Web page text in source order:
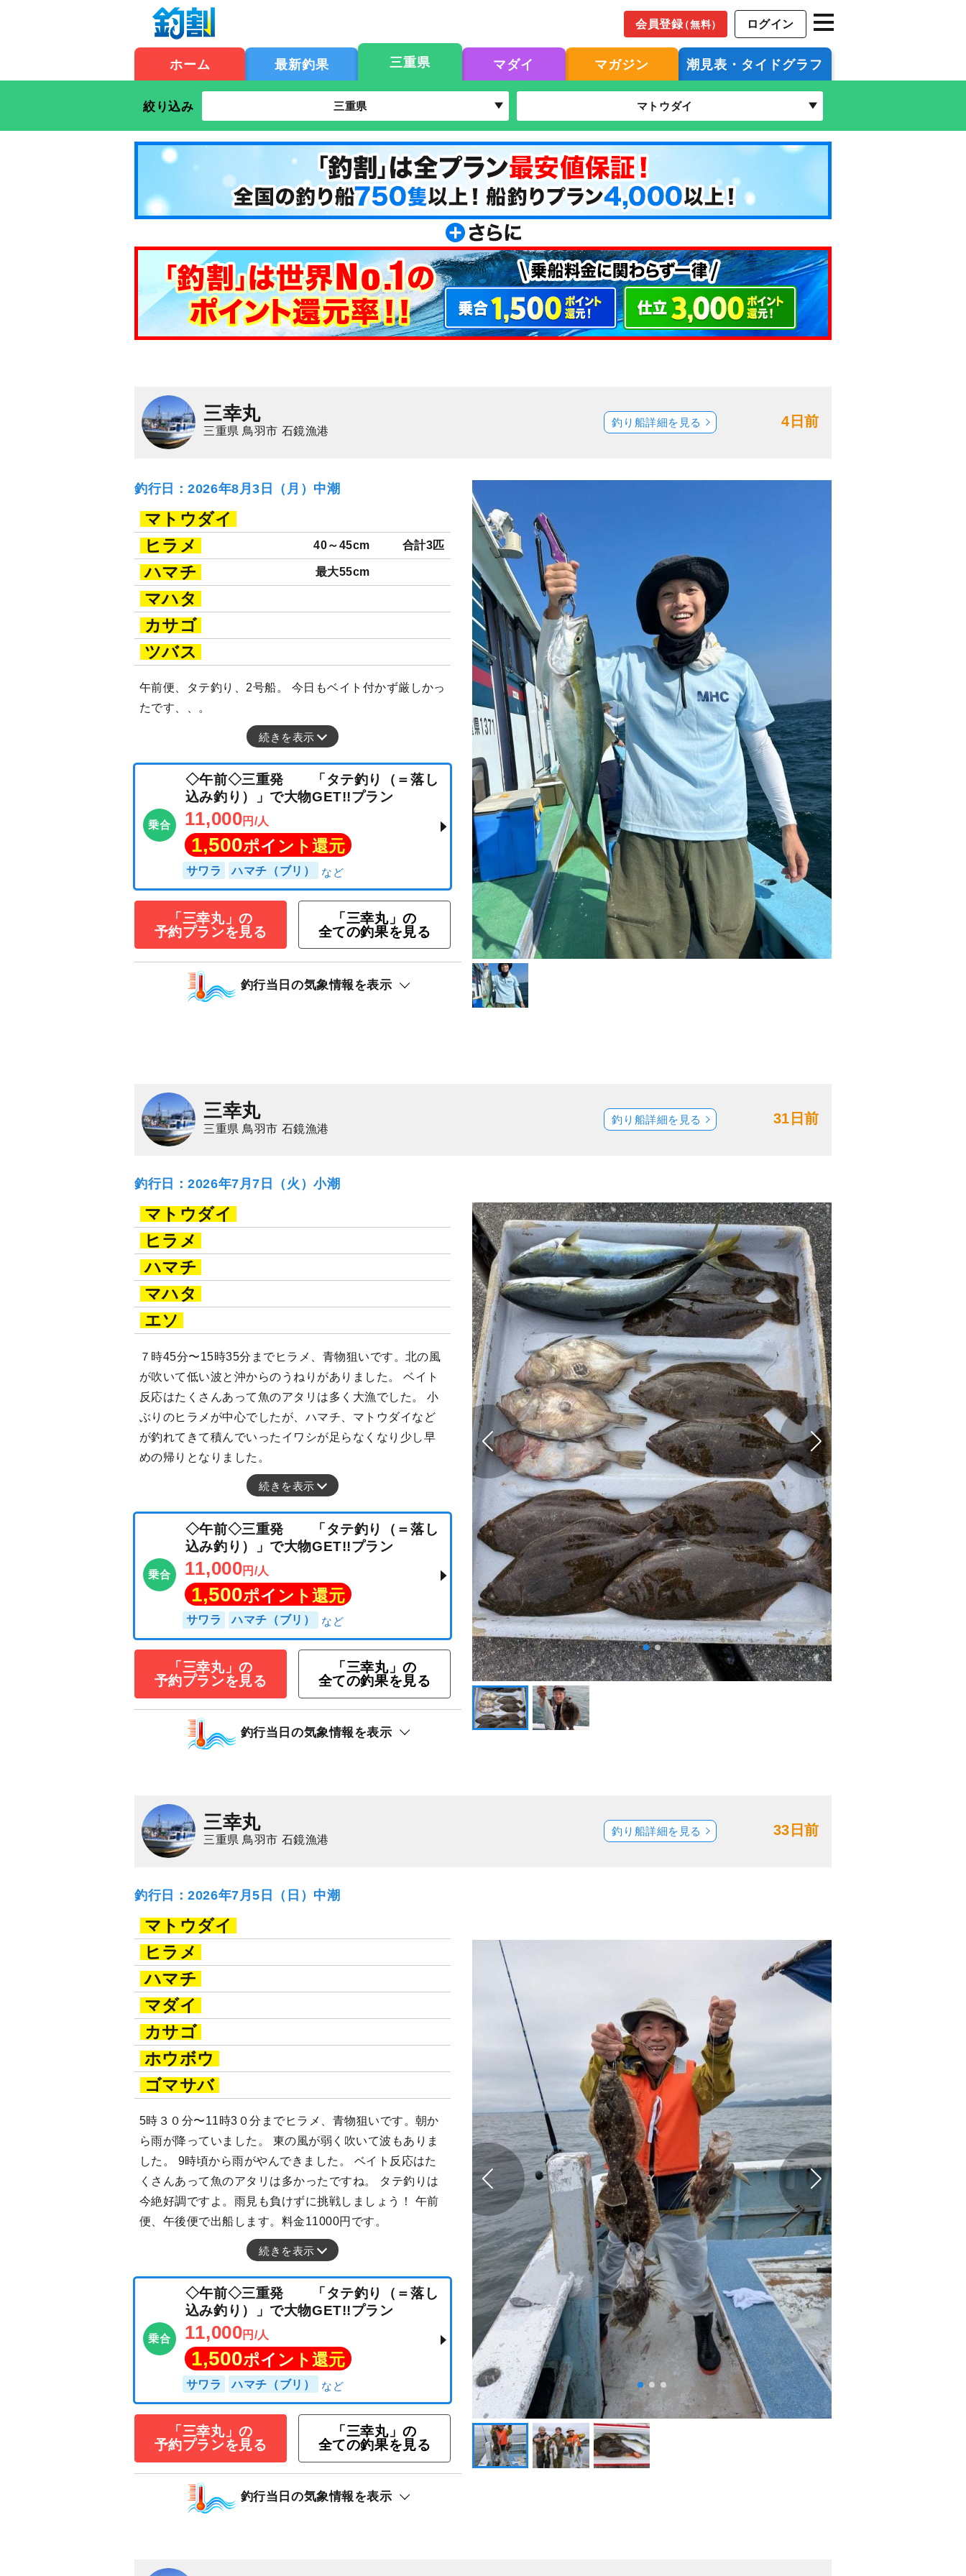
会員登録（無料） ログイン
ホーム 最新釣果 三重県 マダイ マガジン 潮見表・タイドグラフ
絞り込み 三重県 マトウダイ
三幸丸
三重県 鳥羽市 石鏡漁港
4日前
釣り船詳細を見る
釣行日：2026年8月3日（月）中潮
マトウダイ
ヒラメ
40～45cm 合計3匹
ハマチ 最大55cm
マハタ
カサゴ
ツバス
午前便、タテ釣り、2号船。 今日もベイト付かず厳しかっ
たです、、。
続きを表示
◇午前◇三重発 「タテ釣り（＝落し
込み釣り）」で大物GET!!プラン
11,000円/人
1,500 ポイント還元
サワラ ハマチ（ブリ）
「三幸丸」の
予約プランを見る
「三幸丸」の
全ての釣果を見る
釣行当日の気象情報を表示
三幸丸
三重県 鳥羽市 石鏡漁港
31日前
釣り船詳細を見る
釣行日：2026年7月7日（火）小潮
マトウダイ
ヒラメ
ハマチ
マハタ
エソ
７時45分〜15時35分までヒラメ、青物狙いです。北の風
が吹いて低い波と沖からのうねりがありました。 ベイト
反応はたくさんあって魚のアタリは多く大漁でした。 小
ぶりのヒラメが中心でしたが、ハマチ、マトウダイなど
が釣れてきて積んでいったイワシが足らなくなり少し早
めの帰りとなりました。
続きを表示
乗合
◇午前◇三重発 「タテ釣り（＝落し
込み釣り）」で大物GET!!プラン
11,000円/人
1,500ポイント還元
「三幸丸」の
予約プランを見る
「三幸丸」の
全ての釣果を見る
釣行当日の気象情報を表示
三幸丸
三重県 鳥羽市 石鏡漁港
33日前
釣り船詳細を見る
釣行日：2026年7月5日（日）中潮
マトウダイ
ヒラメ
ハマチ
マダイ
カサゴ
ホウボウ
ゴマサバ
5時３０分〜11時3０分までヒラメ、青物狙いです。朝か
ら雨が降っていました。 東の風が弱く吹いて波もありま
した。 9時頃から雨がやんできました。 ベイト反応はた
くさんあって魚のアタリは多かったですね。 タテ釣りは
今絶好調ですよ。雨見も負けずに挑戦しましょう！ 午前
便、午後便で出船します。料金11000円です。
続きを表示
◇午前◇三重発 「タテ釣り（＝落し
込み釣り）」で大物GET!!プラン
「三幸丸」の
予約プランを見る
「三幸丸」の
全ての釣果を見る
釣行当日の気象情報を表示